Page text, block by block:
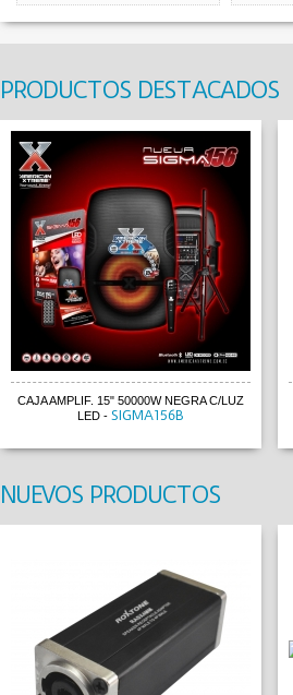
PRODUCTOS DESTACADOS
CAJA AMPLIF. 15" 50000W NEGRA C/LUZ
LED - SIGMA156B
NUEVOS PRODUCTOS